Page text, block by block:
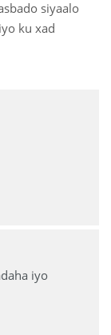
siyaalo
ku xad
iyo